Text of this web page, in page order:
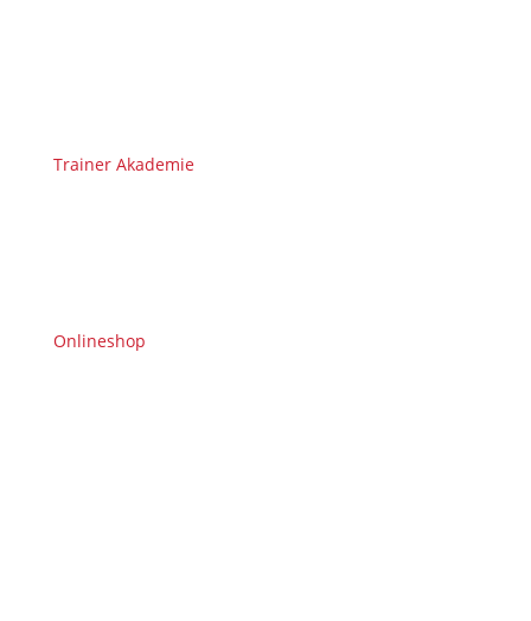
Trainer Akademie
Onlineshop